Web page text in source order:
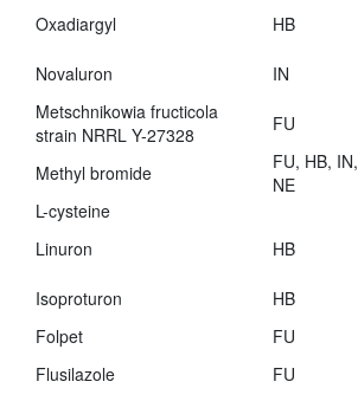
Oxadiargyl HB
Novaluron
IN
Metschnikowia fructicola
strain NRRL Y-27328
FU
Methyl bromide
FU, HB, IN,
NE
L-cysteine
Linuron
HB
Isoproturon
HB
Folpet
FU
Flusilazole
FU